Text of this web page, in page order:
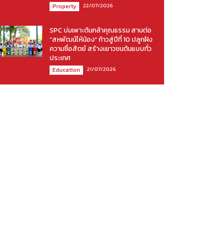
Property 22/07/2026
SPC บ่มเพาะต้นกล้าคุณธรรม สานต่อ
“สหพัฒน์ให้น้อง” ก้าวสู่ปีที่ 10 ปลูกฝัง
ความซื่อสัตย์ สร้างเยาวชนต้นแบบทั่ว
ประเทศ
Education 21/07/2026